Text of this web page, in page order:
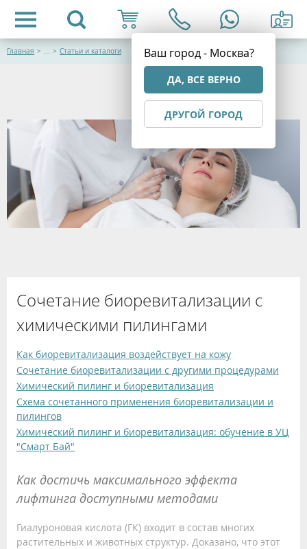
Ваш город - Москва?
ДА, ВСЕ ВЕРНО
ДРУГОЙ ГОРОД
Главная > ... > Статьи и каталоги
Сочетание биоревитализации с
химическими пилингами
Как биоревитализация воздействует на кожу
Сочетание биоревитализации с другими процедурами
Химический пилинг и биоревитализация
Схема сочетанного применения биоревитализации и
пилингов
Химический пилинг и биоревитализация: обучение в УЦ
"Смарт Бай"
Как достичь максимального эффекта
лифтинга доступными методами
Гиалуроновая кислота (ГК) входит в состав многих
растительных и животных структур. Доказано, что этот